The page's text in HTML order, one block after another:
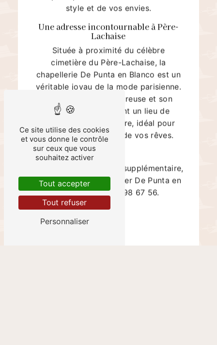
style et de vos envies.
Une adresse incontournable à Père-
Lachaise
Située à proximité du célèbre
cimetière du Père-Lachaise, la
chapellerie De Punta en Blanco est un
véritable joyau de la mode parisienne.
Son ambiance chaleureuse et son
décor élégant en font un lieu de
shopping à part entière, idéal pour
dénicher le chapeau de vos rêves.
Contacts
Pour toute information supplémentaire,
n'hésitez pas à contacter De Punta en
Blanco au 06 82 98 67 56.
En savoir plus
Ce site utilise des cookies
et vous donne le contrôle
sur ceux que vous
souhaitez activer
Tout accepter
Tout refuser
Personnaliser